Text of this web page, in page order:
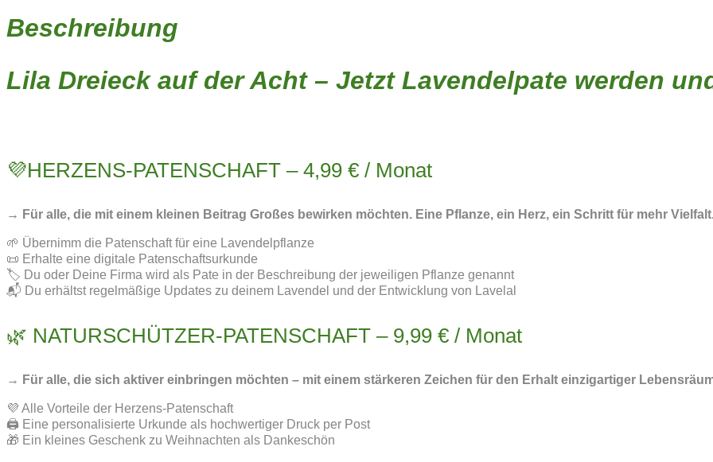
Beschreibung
Lila Dreieck auf der Acht – Jetzt Lavendelpate werden
💜HERZENS-PATENSCHAFT – 4,99 € / Monat
→ Für alle, die mit einem kleinen Beitrag Großes bewirken möchten. Eine Pflanze, ein Herz, ein Schritt für mehr
🌱 Übernimm die Patenschaft für eine Lavendelpflanze
📜 Erhalte eine digitale Patenschaftsurkunde
🏷️ Du oder Deine Firma wird als Pate in der Beschreibung der jeweiligen Pflanze genannt
📬 Du erhältst regelmäßige Updates zu deinem Lavendel und der Entwicklung von Lavelal
🌿 NATURSCHÜTZER-PATENSCHAFT – 9,99 € / Monat
→ Für alle, die sich aktiver einbringen möchten – mit einem stärkeren Zeichen für den Erhalt einzigartiger
💜 Alle Vorteile der Herzens-Patenschaft
🖨️ Eine personalisierte Urkunde als hochwertiger Druck per Post
🎁 Ein kleines Geschenk zu Weihnachten als Dankeschön